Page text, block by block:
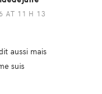
AT 11 H 13
aussi mais
suis